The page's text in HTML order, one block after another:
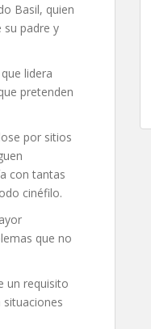
Basil, quien
padre y
lidera
pretenden
por sitios
con tantas
cinéfilo.
que no
un requisito
situaciones